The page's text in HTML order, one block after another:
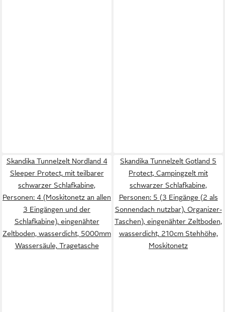
Skandika Tunnelzelt Nordland 4
Sleeper Protect, mit teilbarer
schwarzer Schlafkabine,
Personen: 4 (Moskitonetz an allen
3 Eingängen und der
Schlafkabine), eingenähter
Zeltboden, wasserdicht, 5000mm
Wassersäule, Tragetasche
Skandika Tunnelzelt Gotland 5
Protect, Campingzelt mit
schwarzer Schlafkabine,
Personen: 5 (3 Eingänge (2 als
Sonnendach nutzbar), Organizer-
Taschen), eingenähter Zeltboden,
wasserdicht, 210cm Stehhöhe,
Moskitonetz